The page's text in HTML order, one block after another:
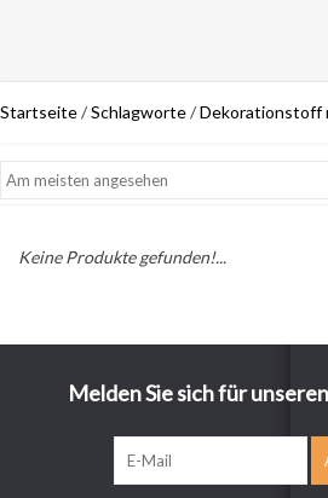
Startseite/Schlagworte/Dekorationstoff
Keine Produkte gefunden!...
Melden Sie sich für